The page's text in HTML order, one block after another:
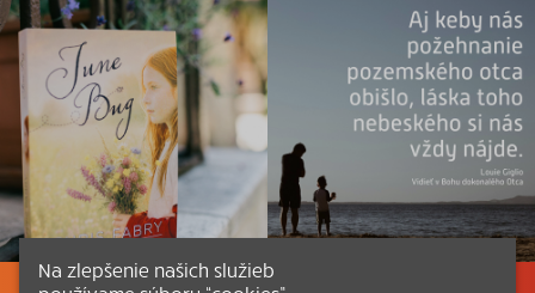
Na zlepšenie našich služieb